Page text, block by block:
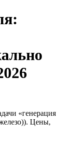
«генерация
Цены,